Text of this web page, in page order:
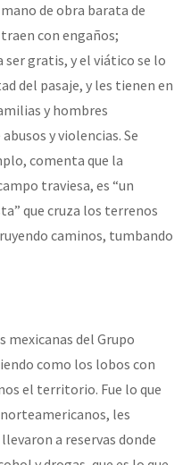
de obra barata de
con engaños;
ser gratis, y el viático se lo
del pasaje, y les tienen en
y hombres
y violencias. Se
comenta que la
traviesa, es “un
que cruza los terrenos
caminos, tumbando
mexicanas del Grupo
como los lobos con
el territorio. Fue lo que
les
a reservas donde